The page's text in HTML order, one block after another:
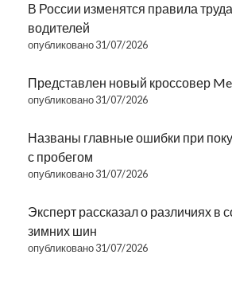
В России изменятся правила
водителей
опубликовано 31/07/2026
Представлен новый кроссовер
опубликовано 31/07/2026
Названы главные ошибки при
с пробегом
опубликовано 31/07/2026
Эксперт рассказал о различиях в
зимних шин
опубликовано 31/07/2026